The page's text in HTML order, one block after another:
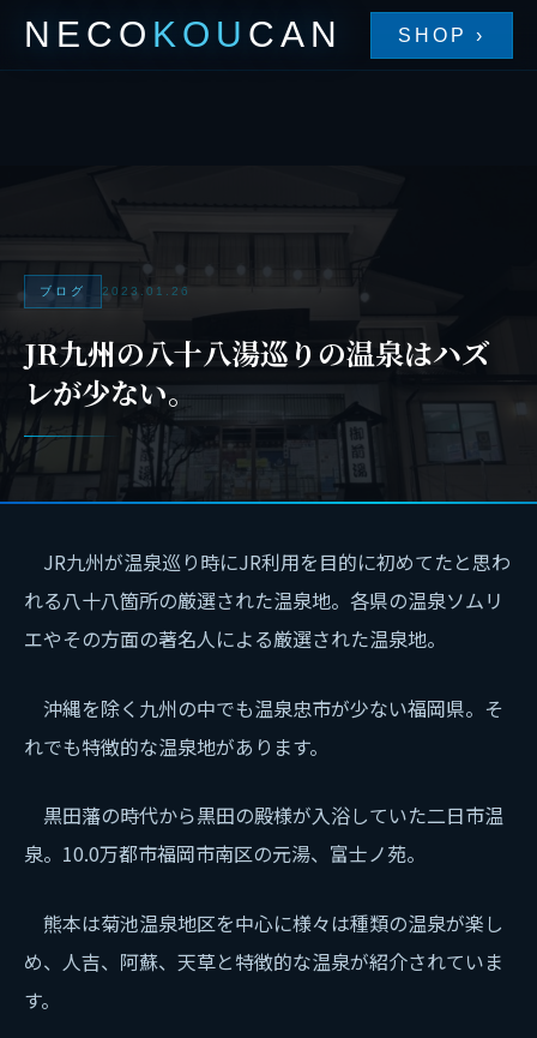
NECO KOU CAN SHOP ›
ブログ 2023.01.26
JR九州の八十八湯巡りの温泉はハズ
レが少ない。
JR九州が温泉巡り時にJR利用を目的に初めてたと思わ
れる八十八箇所の厳選された温泉地。各県の温泉ソムリ
エやその方面の著名人による厳選された温泉地。
沖縄を除く九州の中でも温泉忠市が少ない福岡県。そ
れでも特徴的な温泉地があります。
黒田藩の時代から黒田の殿様が入浴していた二日市温
泉。10.0万都市福岡市南区の元湯、富士ノ苑。
熊本は菊池温泉地区を中心に様々は種類の温泉が楽し
め、人吉、阿蘇、天草と特徴的な温泉が紹介されていま
す。